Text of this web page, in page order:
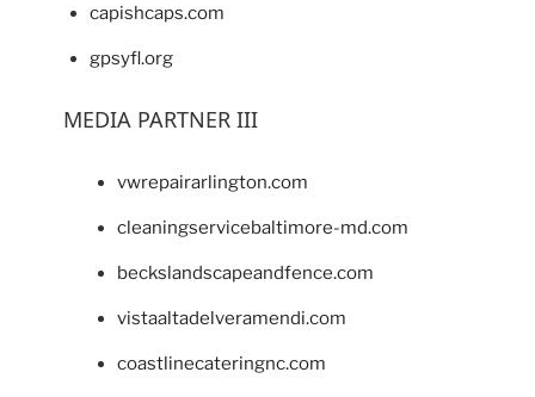
capishcaps.com
gpsyfl.org
MEDIA PARTNER III
vwrepairarlington.com
cleaningservicebaltimore-md.com
beckslandscapeandfence.com
vistaaltadelveramendi.com
coastlinecateringnc.com